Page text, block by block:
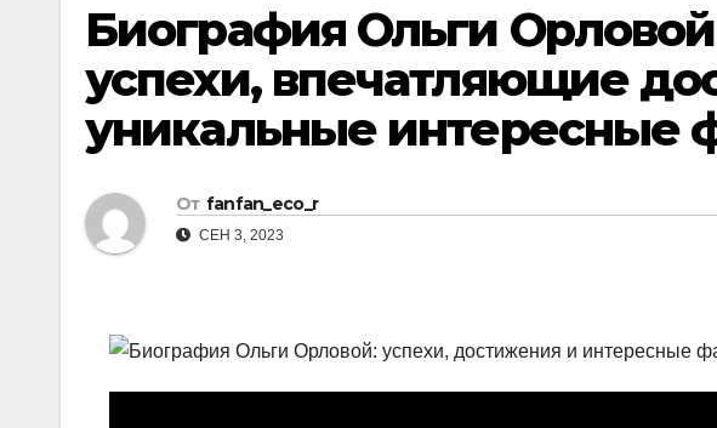
Биография Ольги
успехи, впечатляющие
уникальные интересные
От fanfan_eco_r
СЕН 3, 2023